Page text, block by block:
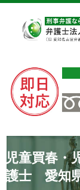
児童買春・
護士 愛知